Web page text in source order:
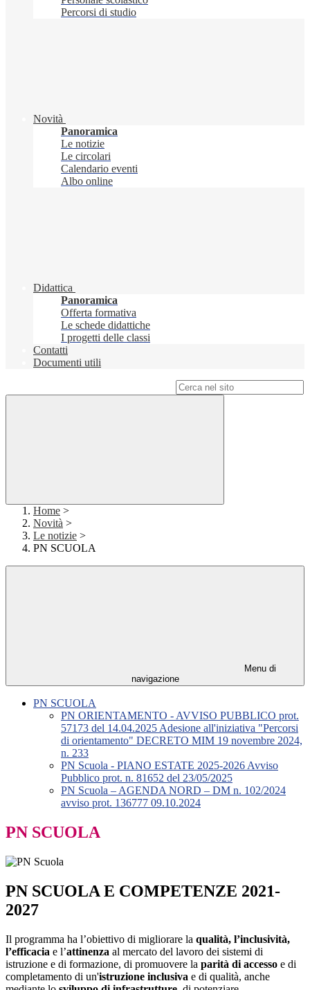
Percorsi di studio
Novità
Panoramica
Le notizie
Le circolari
Calendario eventi
Albo online
Didattica
Panoramica
Offerta formativa
Le schede didattiche
I progetti delle classi
Contatti
Documenti utili
Home >
Novità >
Le notizie >
PN SCUOLA
Menu di
navigazione
PN SCUOLA
PN ORIENTAMENTO - AVVISO PUBBLICO prot.
57173 del 14.04.2025 Adesione all'iniziativa "Percorsi
di orientamento" DECRETO MIM 19 novembre 2024,
n. 233
PN Scuola - PIANO ESTATE 2025-2026 Avviso
Pubblico prot. n. 81652 del 23/05/2025
PN Scuola – AGENDA NORD – DM n. 102/2024
avviso prot. 136777 09.10.2024
PN SCUOLA
PN SCUOLA E COMPETENZE 2021-
2027
Il programma ha l’obiettivo di migliorare la qualità, l’inclusività,
l’efficacia e l’attinenza al mercato del lavoro dei sistemi di
istruzione e di formazione, di promuovere la parità di accesso e di
completamento di un'istruzione inclusiva e di qualità, anche